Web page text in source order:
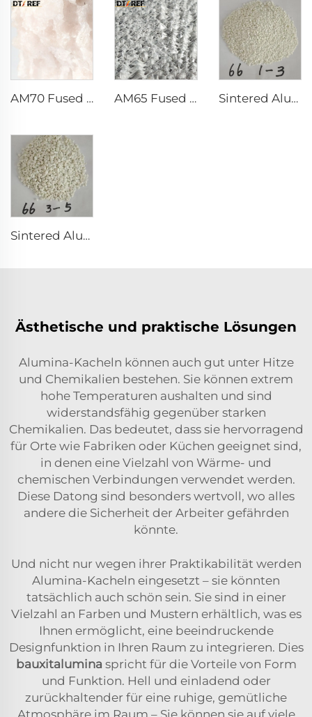
AM70 Fused Alumina Magnesia Spinel AM65 Fused Alumina Magnesia Spinel Sintered Alumina Magnesia Spinel mit guter Kornentwicklung
Sintered Alumina Magnesia Spinel
Ästhetische und praktische Lösungen
Alumina-Kacheln können auch gut unter Hitze
und Chemikalien bestehen. Sie können extrem
hohe Temperaturen aushalten und sind
widerstandsfähig gegenüber starken
Chemikalien. Das bedeutet, dass sie hervorragend
für Orte wie Fabriken oder Küchen geeignet sind,
in denen eine Vielzahl von Wärme- und
chemischen Verbindungen verwendet werden.
Diese Datong sind besonders wertvoll, wo alles
andere die Sicherheit der Arbeiter gefährden
könnte.
Und nicht nur wegen ihrer Praktikabilität werden
Alumina-Kacheln eingesetzt – sie könnten
tatsächlich auch schön sein. Sie sind in einer
Vielzahl an Farben und Mustern erhältlich, was es
Ihnen ermöglicht, eine beeindruckende
Designfunktion in Ihren Raum zu integrieren. Dies
bauxitalumina spricht für die Vorteile von Form
und Funktion. Hell und einladend oder
zurückhaltender für eine ruhige, gemütliche